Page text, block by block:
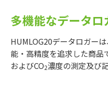
多機能なデータロ
HUMLOG20データロガー
能・高精度を追求した商品
およびCO2濃度の測定及び